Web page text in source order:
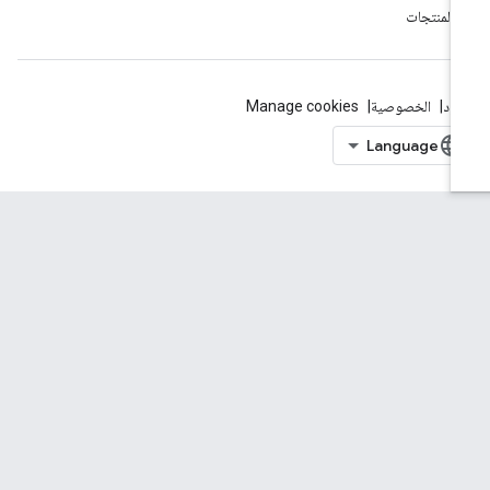
المنتجات
الخصوصية Manage cookies